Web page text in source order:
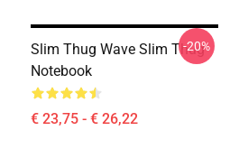
Slim Thug Wave Slim Thug
Notebook
€ 23,75 - € 26,22
-20%